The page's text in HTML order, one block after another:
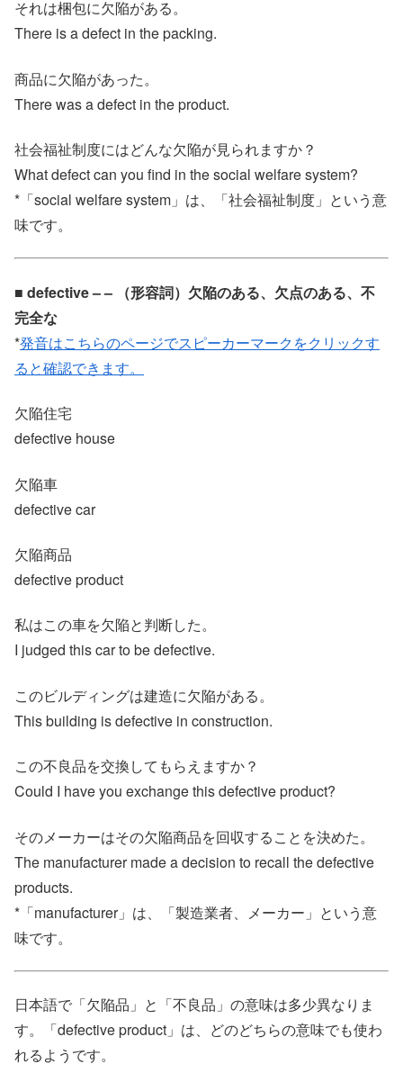
それは梱包に欠陥がある。
There is a defect in the packing.
商品に欠陥があった。
There was a defect in the product.
社会福祉制度にはどんな欠陥が見られますか？
What defect can you find in the social welfare system?
*「social welfare system」は、「社会福祉制度」という意
味です。
■ defective – – （形容詞）欠陥のある、欠点のある、不
完全な
*発音はこちらのページでスピーカーマークをクリックす
ると確認できます。
欠陥住宅
defective house
欠陥車
defective car
欠陥商品
defective product
私はこの車を欠陥と判断した。
I judged this car to be defective.
このビルディングは建造に欠陥がある。
This building is defective in construction.
この不良品を交換してもらえますか？
Could I have you exchange this defective product?
そのメーカーはその欠陥商品を回収することを決めた。
The manufacturer made a decision to recall the defective
products.
*「manufacturer」は、「製造業者、メーカー」という意
味です。
日本語で「欠陥品」と「不良品」の意味は多少異なりま
す。「defective product」は、どのどちらの意味でも使わ
れるようです。